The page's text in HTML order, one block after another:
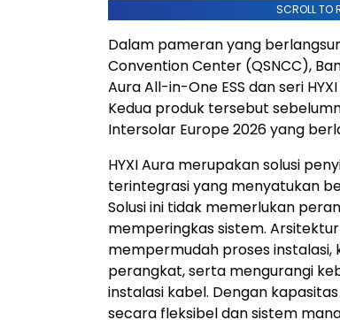
SCROLL TO
Dalam pameran yang
Convention Center (QSNCC),
Aura All-in-One ESS dan seri
Kedua produk tersebut
Intersolar Europe 2026 yang
HYXI Aura merupakan solusi
terintegrasi yang menyatukan
Solusi ini tidak memerlukan
memperingkas sistem.
mempermudah proses instalasi,
perangkat, serta mengurangi
instalasi kabel. Dengan
secara fleksibel dan sistem